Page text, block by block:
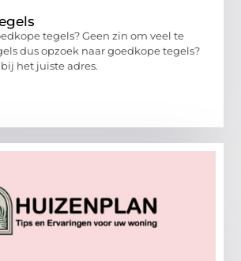
tegels? Geen zin om veel te
dus opzoek naar goedkope tegels?
het juiste adres.